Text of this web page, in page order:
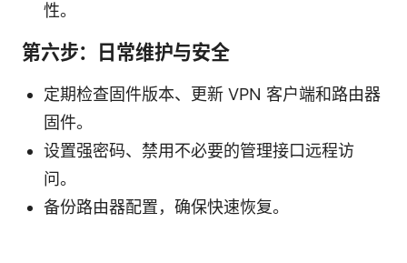
性。
第六步：日常维护与安全
定期检查固件版本、更新 VPN 客户端和路由器
固件。
设置强密码、禁用不必要的管理接口远程访
问。
备份路由器配置，确保快速恢复。